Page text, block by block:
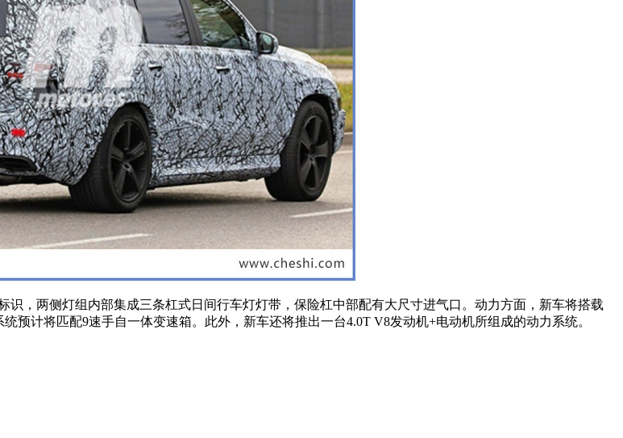
，两侧灯组内部集成三条杠式日间行车灯灯带，保险杠中部配有大尺寸进气口。动力方面，新车将搭载
预计将匹配9速手自一体变速箱。此外，新车还将推出一台4.0T V8发动机+电动机所组成的动力系统。